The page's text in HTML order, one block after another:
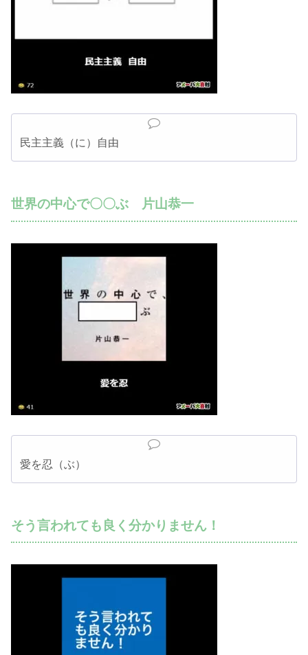
民主主義（に）自由
世界の中心で〇〇ぶ 片山恭一
愛を忍（ぶ）
そう言われても良く分かりません！